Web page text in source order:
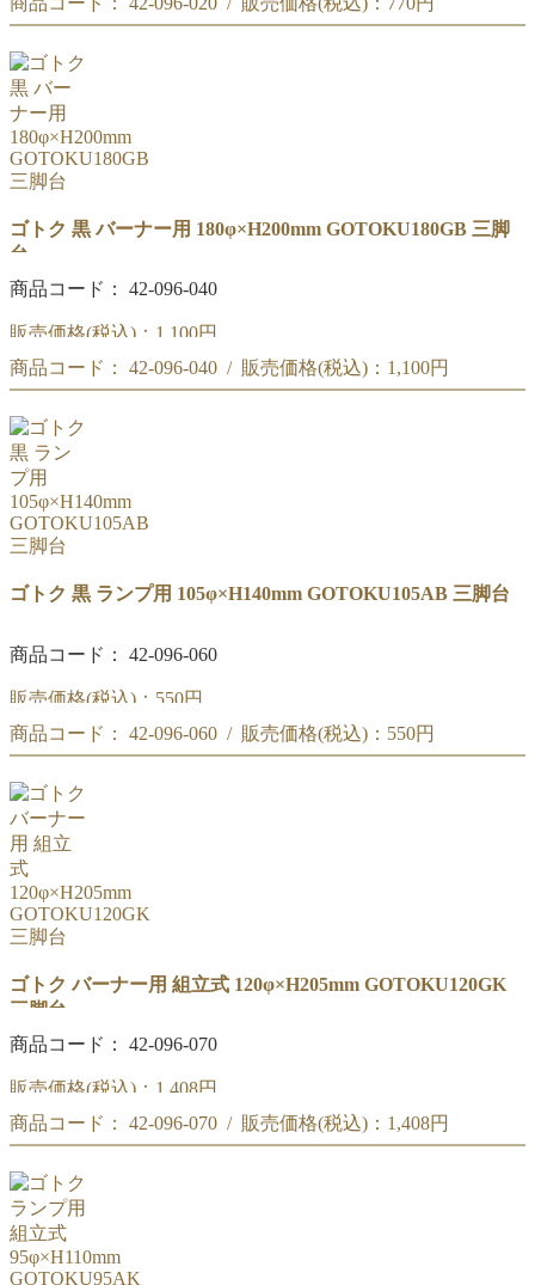
外径:120Φ
材質:鉄
外径:120Φ
高さ:200mm
材質:鉄
ゴトク 黒 バーナー用 180φ×H200mm GOTOKU180GB 三脚
台
商品コード： 42-096-040
販売価格(税込)： 1,100円
外径:180Φ
材質:鉄
商品コード： 42-096-040 / 販売価格(税込)： 1,100円
外径:180Φ
高さ:200mm
材質:鉄
ゴトク 黒 ランプ用 105φ×H140mm GOTOKU105AB 三脚台
商品コード： 42-096-060
販売価格(税込)： 550円
上部リング:105Φ
材質:鉄
※画像、取手付ビーカー200mlは別売りです。
商品コード： 42-096-060 / 販売価格(税込)： 550円
上部リング:105Φ
高さ:140mm
材質:鉄
※画像、取手付ビーカー200mlは別売りです。
ゴトク バーナー用 組立式 120φ×H205mm GOTOKU120GK
三脚台
商品コード： 42-096-070
販売価格(税込)： 1,408円
外径:120Φ
材質:鉄(足部メッキ)
商品コード： 42-096-070 / 販売価格(税込)： 1,408円
外径:120Φ
高さ:205mm
材質:鉄(足部メッキ)